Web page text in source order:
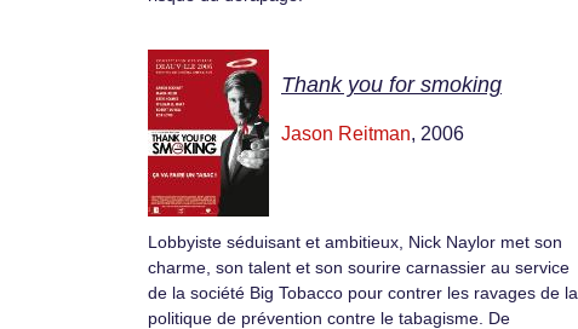
Thank you for smoking
Jason Reitman, 2006
Lobbyiste séduisant et ambitieux, Nick Naylor met son
charme, son talent et son sourire carnassier au service
de la société Big Tobacco pour contrer les ravages de la
politique de prévention contre le tabagisme. De